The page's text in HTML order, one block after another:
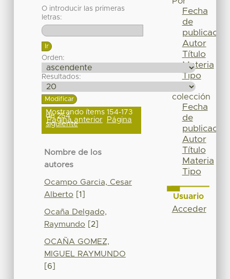
O introducir las primeras
letras:
Orden:
Resultados:
Mostrando ítems 154-173
de 254
Página anterior Página
siguiente
Nombre de los
autores
Ocampo Garcia, Cesar
Alberto [1]
Ocaña Delgado,
Raymundo [2]
OCAÑA GOMEZ,
MIGUEL RAYMUNDO
[6]
Fecha
de
publicación
Autor
Título
Materia
Tipo
colección
Fecha
de
publicación
Autor
Título
Materia
Tipo
Usuario
Acceder